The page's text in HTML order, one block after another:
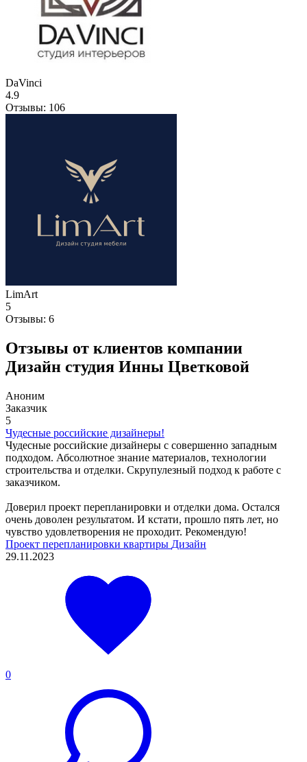
DaVinci
4.9
Отзывы: 106
LimArt
5
Отзывы: 6
Отзывы от клиентов компании
Дизайн студия Инны Цветковой
Аноним
Заказчик
5
Чудесные российские дизайнеры!
Чудесные российские дизайнеры с совершенно западным
подходом. Абсолютное знание материалов, технологии
строительства и отделки. Скрупулезный подход к работе с
заказчиком.
Доверил проект перепланировки и отделки дома. Остался
очень доволен результатом. И кстати, прошло пять лет, но
чувство удовлетворения не проходит. Рекомендую!
Проект перепланировки квартиры Дизайн
29.11.2023
0